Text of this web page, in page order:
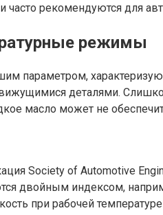
часто рекомендуются для
режимы
параметром,
деталями. Слишком
масло может не
Society of Automotive
двойным индексом,
при рабочей температуре